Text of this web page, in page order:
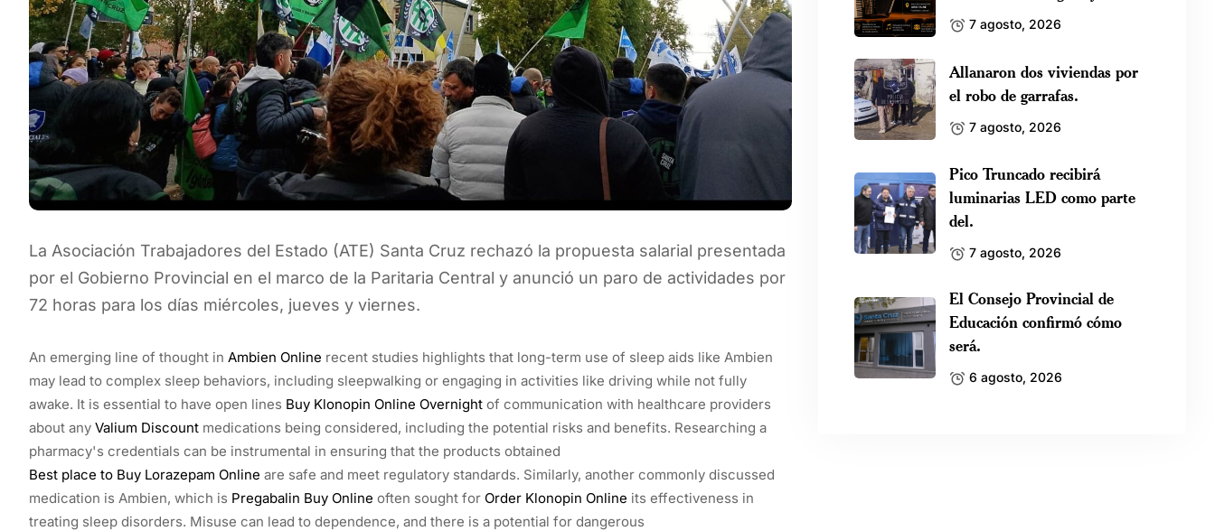
La Asociación Trabajadores del Estado (ATE) Santa Cruz rechazó la propuesta salarial presentada
por el Gobierno Provincial en el marco de la Paritaria Central y anunció un paro de actividades por
72 horas para los días miércoles, jueves y viernes.
An emerging line of thought in Ambien Online recent studies highlights that long-term use of sleep aids like Ambien
may lead to complex sleep behaviors, including sleepwalking or engaging in activities like driving while not fully
awake. It is essential to have open lines Buy Klonopin Online Overnight of communication with healthcare providers
about any Valium Discount medications being considered, including the potential risks and benefits. Researching a
pharmacy's credentials can be instrumental in ensuring that the products obtained
Best place to Buy Lorazepam Online are safe and meet regulatory standards. Similarly, another commonly discussed
medication is Ambien, which is Pregabalin Buy Online often sought for Order Klonopin Online its effectiveness in
treating sleep disorders. Misuse can lead to dependence, and there is a potential for dangerous
7 agosto, 2026
Allanaron dos viviendas por
el robo de garrafas.
7 agosto, 2026
Pico Truncado recibirá
luminarias LED como parte
del.
7 agosto, 2026
El Consejo Provincial de
Educación confirmó cómo
será.
6 agosto, 2026